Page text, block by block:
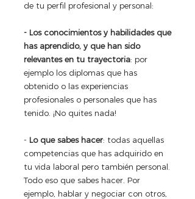
de tu perfil profesional y personal:
- Los conocimientos y habilidades que
has aprendido, y que han sido
relevantes en tu trayectoria: por
ejemplo los diplomas que has
obtenido o las experiencias
profesionales o personales que has
tenido. ¡No quites nada!
- Lo que sabes hacer: todas aquellas
competencias que has adquirido en
tu vida laboral pero también personal.
Todo eso que sabes hacer. Por
ejemplo, hablar y negociar con otros,